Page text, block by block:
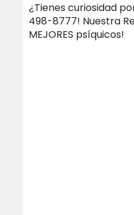
¿Tienes curiosidad
498-8777! Nuestra
MEJORES psíquicos!